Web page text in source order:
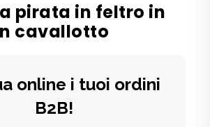
pirata in feltro in
cavallotto
online i tuoi ordini
B2B!